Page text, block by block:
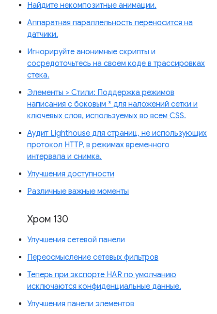
Найдите некомпозитные анимации.
Аппаратная параллельность переносится на
датчики.
Игнорируйте анонимные скрипты и
сосредоточьтесь на своем коде в трассировках
стека.
Элементы > Стили: Поддержка режимов
написания с боковым * для наложений сетки и
ключевых слов, используемых во всем CSS.
Аудит Lighthouse для страниц, не использующих
протокол HTTP, в режимах временного
интервала и снимка.
Улучшения доступности
Различные важные моменты
Хром 130
Улучшения сетевой панели
Переосмысление сетевых фильтров
Теперь при экспорте HAR по умолчанию
исключаются конфиденциальные данные.
Улучшения панели элементов